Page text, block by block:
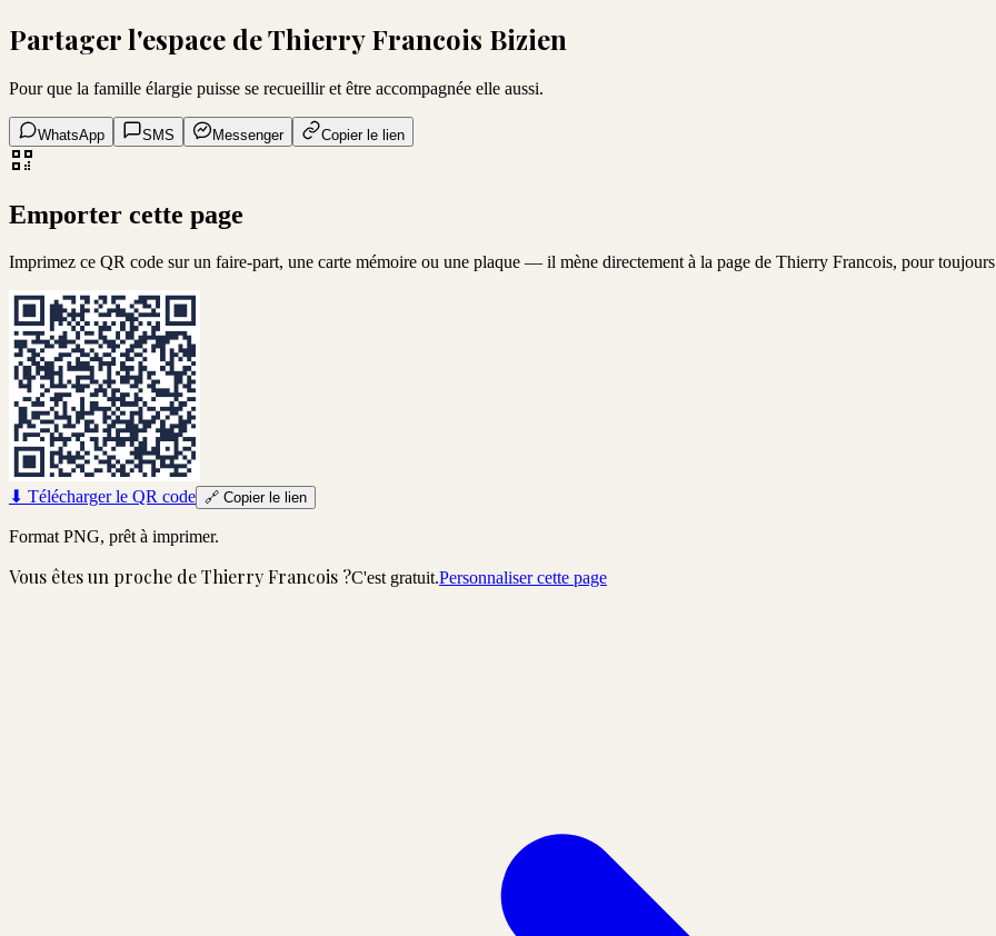
Partager l'espace deThierry Francois Bizien
Pour que la famille élargie puisse se recueillir et être accompagnée elle aussi.
WhatsApp SMS Messenger Copier le lien
Emporter cette page
Imprimez ce QR code sur un faire-part, une carte mémoire ou une plaque — il mène directement à la page de Thierry Francois, pour
⬇ Télécharger le QR code 🔗 Copier le lien
Format PNG, prêt à imprimer.
Vous êtes un proche deThierry Francois ?C'est gratuit.Personnaliser cette page